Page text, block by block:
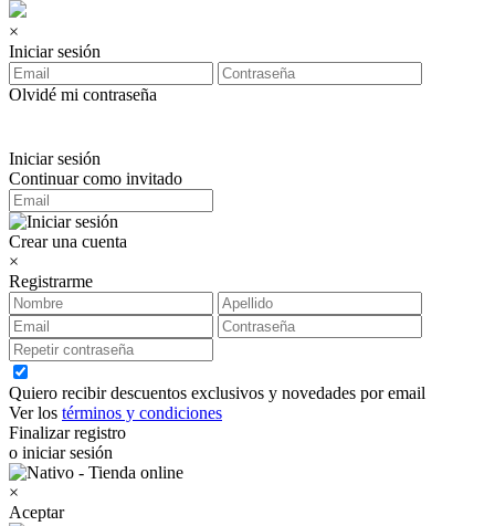
×
Iniciar sesión
Olvidé mi contraseña
Iniciar sesión
Continuar como invitado
Crear una cuenta
×
Registrarme
Quiero recibir descuentos exclusivos y novedades por email
Ver los términos y condiciones
Finalizar registro
o iniciar sesión
×
Aceptar